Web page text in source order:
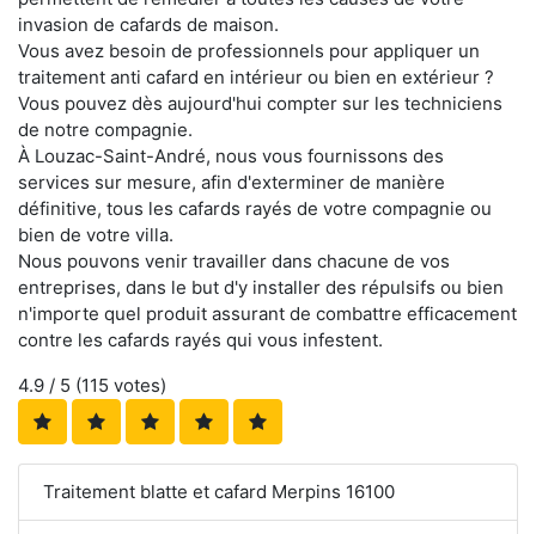
invasion de cafards de maison.
Vous avez besoin de professionnels pour appliquer un
traitement anti cafard en intérieur ou bien en extérieur ?
Vous pouvez dès aujourd'hui compter sur les techniciens
de notre compagnie.
À Louzac-Saint-André, nous vous fournissons des
services sur mesure, afin d'exterminer de manière
définitive, tous les cafards rayés de votre compagnie ou
bien de votre villa.
Nous pouvons venir travailler dans chacune de vos
entreprises, dans le but d'y installer des répulsifs ou bien
n'importe quel produit assurant de combattre efficacement
contre les cafards rayés qui vous infestent.
4.9 / 5 (115 votes)
Traitement blatte et cafard Merpins 16100